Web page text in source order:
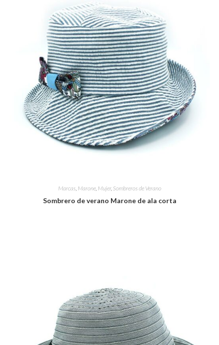
Marcas, Marone, Mujer, Sombreros de Verano
Sombrero de verano Marone de ala corta